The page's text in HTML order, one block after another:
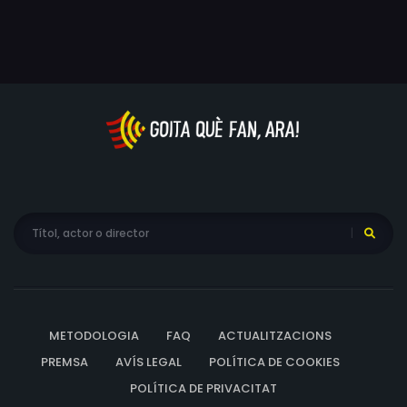
METODOLOGIA FAQ
ACTUALITZACIONS
PREMSA
AVÍS LEGAL
POLÍTICA DE COOKIES
POLÍTICA DE PRIVACITAT